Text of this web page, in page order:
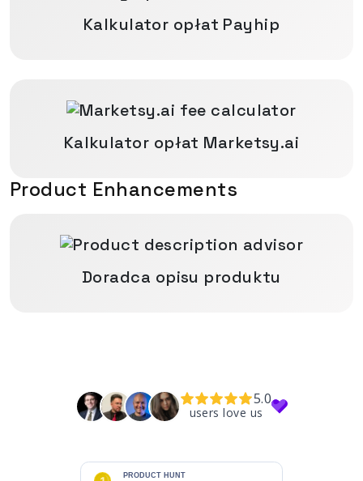
Kalkulator opłat Payhip
Kalkulator opłat Marketsy.ai
Product Enhancements
Doradca opisu produktu
5.0
users love us